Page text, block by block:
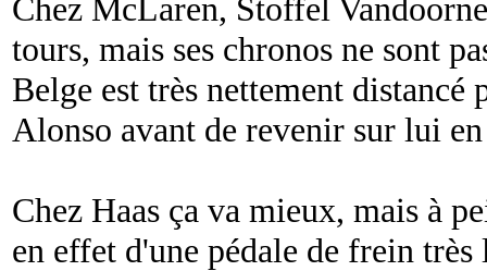
Chez McLaren, Stoffel
tours, mais ses chronos ne sont
Belge est très nettement distancé
Alonso avant de revenir sur lui
Chez Haas ça va mieux, mais à
en effet d'une pédale de frein